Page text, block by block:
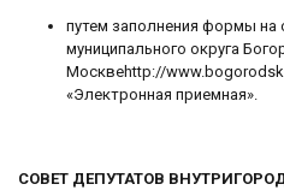
путем заполнения формы на
муниципального округа
Москвеhttp://
«Электронная приемная».
СОВЕТ ДЕПУТАТОВ